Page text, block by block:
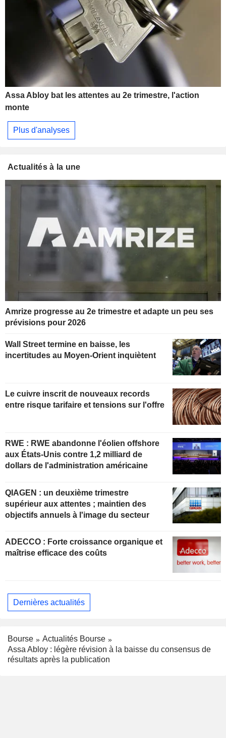
Assa Abloy bat les attentes au 2e trimestre, l'action
monte
Plus d'analyses
Actualités à la une
Amrize progresse au 2e trimestre et adapte un peu ses
prévisions pour 2026
Wall Street termine en baisse, les
incertitudes au Moyen-Orient inquiètent
Le cuivre inscrit de nouveaux records
entre risque tarifaire et tensions sur l'offre
RWE : RWE abandonne l'éolien offshore
aux États-Unis contre 1,2 milliard de
dollars de l'administration américaine
QIAGEN : un deuxième trimestre
supérieur aux attentes ; maintien des
objectifs annuels à l'image du secteur
ADECCO : Forte croissance organique et
maîtrise efficace des coûts
Dernières actualités
Bourse
Actualités Bourse
Assa Abloy : légère révision à la baisse du consensus de
résultats après la publication